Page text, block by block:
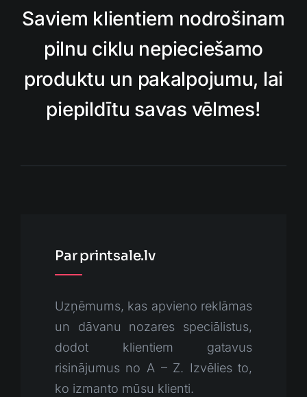
Saviem klientiem nodrošinam
pilnu ciklu nepieciešamo
produktu un pakalpojumu, lai
piepildītu savas vēlmes!
Par printsale.lv
Uzņēmums, kas apvieno reklāmas
un dāvanu nozares speciālistus,
dodot klientiem gatavus
risinājumus no A – Z. Izvēlies to,
ko izmanto mūsu klienti.